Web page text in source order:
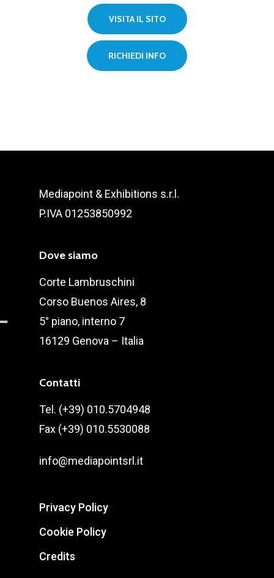
VISITA IL SITO
RICHIEDI INFO
Mediapoint & Exhibitions s.r.l.
P.IVA 01253850992
Dove siamo
Corte Lambruschini
Corso Buenos Aires, 8
5° piano, interno 7
16129 Genova – Italia
Contatti
Tel. (+39) 010.5704948
Fax (+39) 010.5530088
info@mediapointsrl.it
Privacy Policy
Cookie Policy
Credits